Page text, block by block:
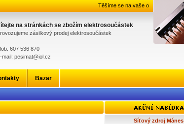
Těšíme se na vaše objednávky.
na stránkách se zbožím elektrosoučástek
zásilkový prodej elektrosoučástek
607 536 870
mail: pesimat@iol.cz
Bazar
Síťový zdroj Mánes